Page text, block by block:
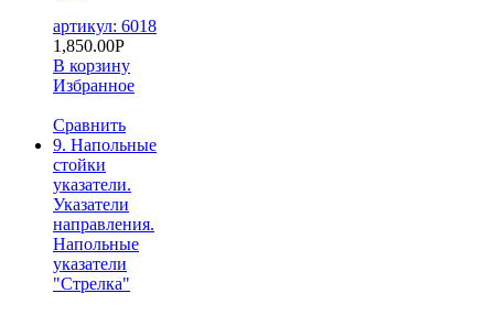
артикул: 6018
1,850.00Р
В корзину
Избранное
Сравнить
9. Напольные
стойки
указатели.
Указатели
направления.
Напольные
указатели
"Стрелка"